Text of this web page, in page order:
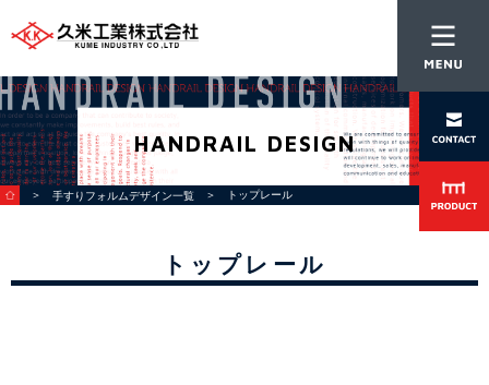
HANDRAIL DESIGN
＞ 手すりフォルムデザイン一覧 ＞ トップレール
トップレール